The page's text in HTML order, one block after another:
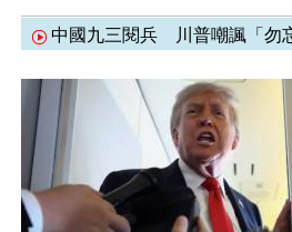
中國九三閱兵 川普嘲諷「勿